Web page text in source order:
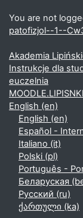
You are not
patofizjol--1--
Akademia
Instrukcje dla
euczelnia
English ‎(en)‎
English ‎(en)‎
Español -
Italiano ‎(it)‎
Polski ‎(pl)‎
Português -
Беларуская
Русский ‎(ru)‎
ქართული ‎(ka)‎